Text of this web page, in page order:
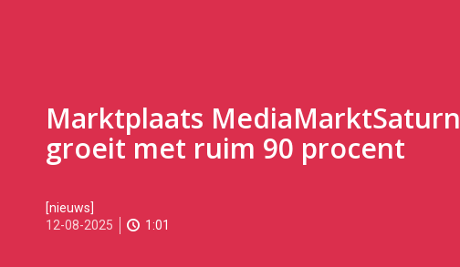
Marktplaats MediaMarktSaturn
groeit met ruim 90 procent
2025-
08-
[nieuws]
12-08-2025
1:01